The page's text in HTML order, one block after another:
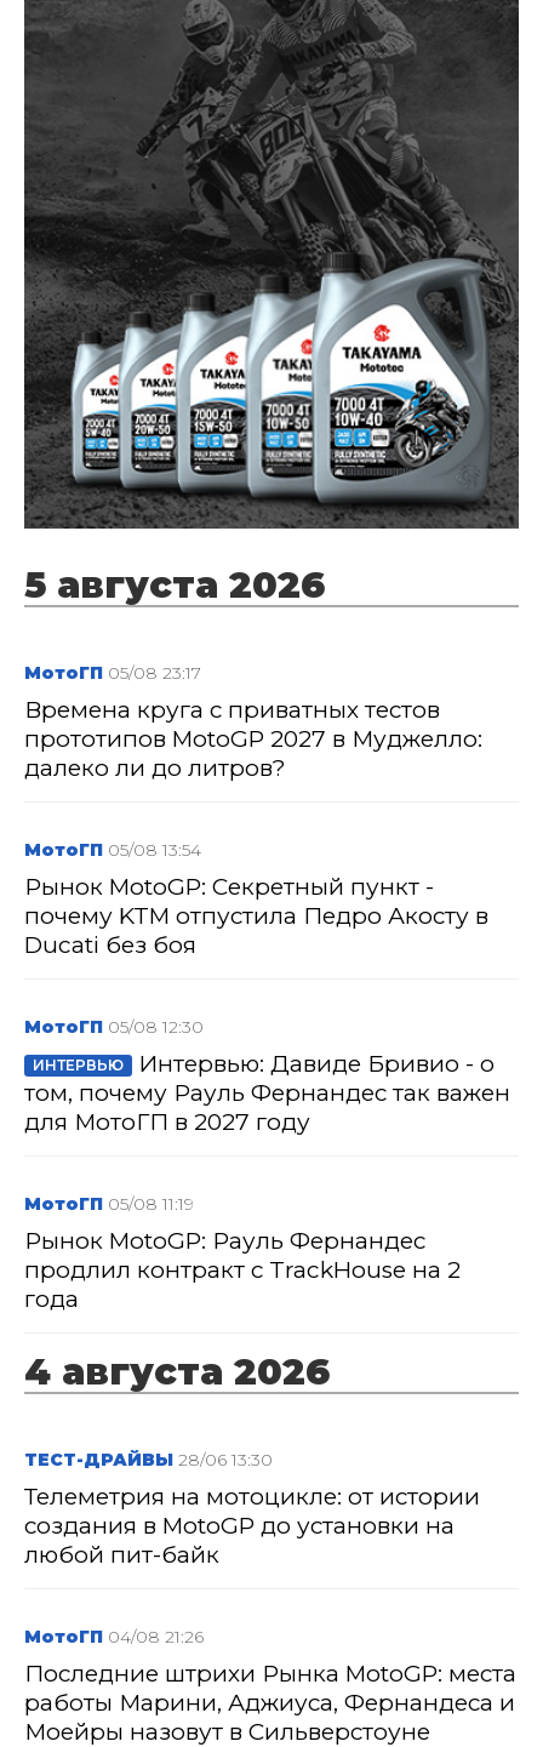
5 августа 2026
МотоГП 05/08 23:17
Времена круга с приватных тестов
прототипов MotoGP 2027 в Муджелло:
далеко ли до литров?
МотоГП 05/08 13:54
Рынок MotoGP: Секретный пункт -
почему KTM отпустила Педро Акосту в
Ducati без боя
МотоГП 05/08 12:30
ИНТЕРВЬЮ
Интервью: Давиде Бривио - о
том, почему Рауль Фернандес так важен
для МотоГП в 2027 году
МотоГП 05/08 11:19
Рынок MotoGP: Рауль Фернандес
продлил контракт с TrackHouse на 2
года
4 августа 2026
ТЕСТ-ДРАЙВЫ 28/06 13:30
Телеметрия на мотоцикле: от истории
создания в MotoGP до установки на
любой пит-байк
МотоГП 04/08 21:26
Последние штрихи Рынка MotoGP: места
работы Марини, Аджиуса, Фернандеса и
Моейры назовут в Сильверстоуне